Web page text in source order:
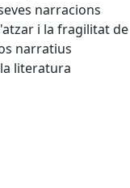
narracions
i la fragilitat de
narratius
literatura